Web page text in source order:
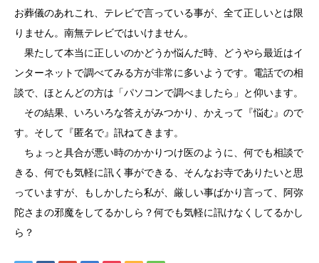
お葬儀のあれこれ、テレビで言っている事が、全て正しいとは限
りません。南無テレビではいけません。
果たして本当に正しいのかどうか悩んだ時、どうやら最近はイ
ンターネットで調べてみる方が非常に多いようです。電話での相
談で、ほとんどの方は「パソコンで調べましたら」と仰います。
その結果、いろいろな答えがみつかり、かえって『悩む』ので
す。そして『匿名で』訊ねてきます。
ちょっと具合が悪い時のかかりつけ医のように、何でも相談で
きる、何でも気軽に訊く事ができる、そんなお寺でありたいと思
っていますが、もしかしたら私が、厳しい事ばかり言って、阿弥
陀さまの邪魔をしてるかしら？何でも気軽に訊けなくしてるかし
ら？